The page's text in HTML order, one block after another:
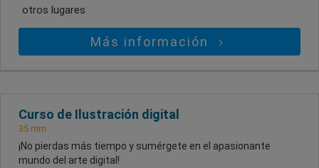
otros lugares
Más información
Curso de Ilustración digital
35 mm
¡No pierdas más tiempo y sumérgete en el apasionante
mundo del arte digital!